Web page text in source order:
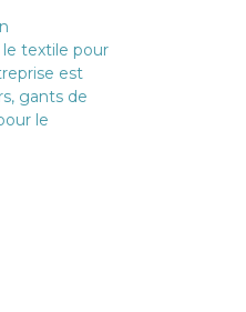
le textile pour
est
gants de
le